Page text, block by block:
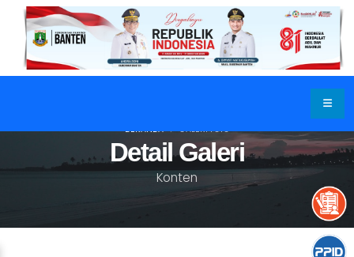
Detail Galeri
Konten
BERANDA GALERI FOTO